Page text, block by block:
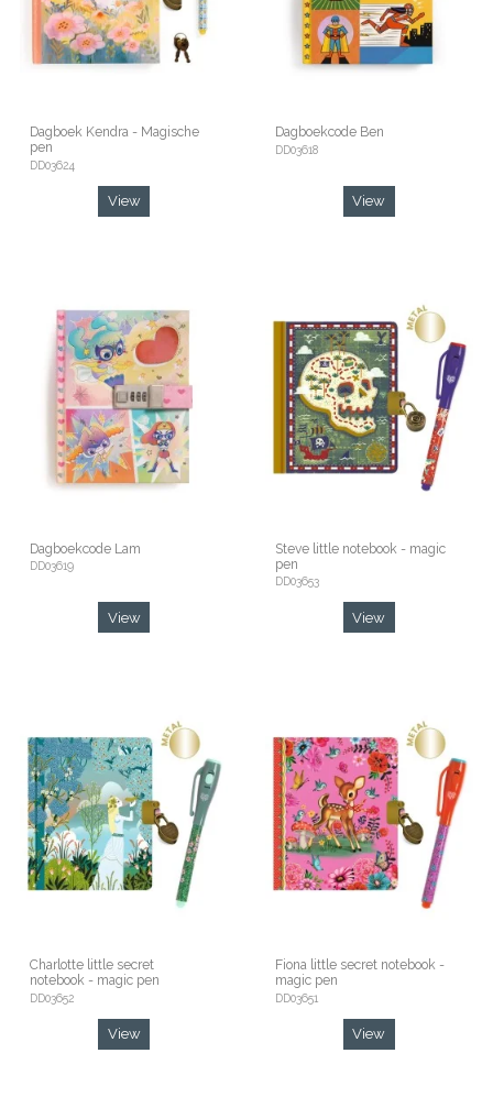
Dagboek Kendra - Magische
pen
DD03624
View
Dagboekcode Ben
DD03618
View
Dagboekcode Lam
DD03619
View
Steve little notebook - magic
pen
DD03653
View
Charlotte little secret
notebook - magic pen
DD03652
View
Fiona little secret notebook -
magic pen
DD03651
View